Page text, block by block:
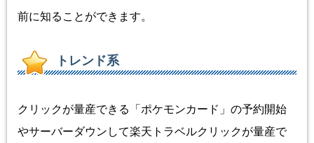
前に知ることができます。
トレンド系
クリックが量産できる「ポケモンカード」の予約開始
やサーバーダウンして楽天トラベルクリックが量産で